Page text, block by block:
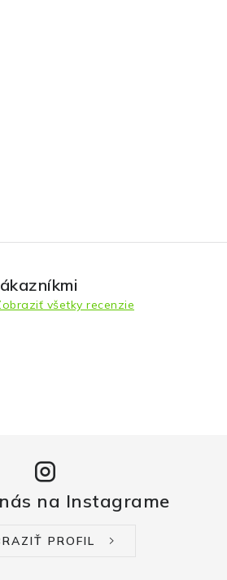
všetky recenzie
na Instagrame
PROFIL